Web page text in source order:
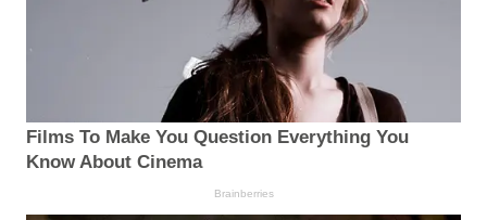
Films To Make You Question Everything You
Know About Cinema
Brainberries